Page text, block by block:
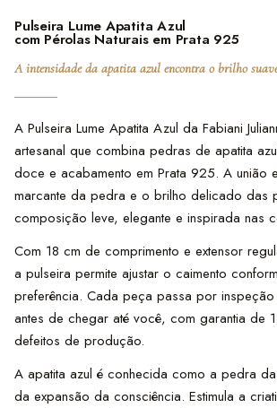
Pulseira Lume Apatita Azul
com Pérolas Naturais em Prata 925
A intensidade da apatita azul encontra o brilho
A Pulseira Lume Apatita Azul da Fabiani
artesanal que combina pedras de apatita
doce e acabamento em Prata 925. A união
marcante da pedra e o brilho delicado das
composição leve, elegante e inspirada nas
Com 18 cm de comprimento e extensor
a pulseira permite ajustar o caimento
preferência. Cada peça passa por
antes de chegar até você, com garantia de
defeitos de produção.
A apatita azul é conhecida como a pedra
da expansão da consciência. Estimula a